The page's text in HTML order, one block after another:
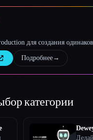
для создания
Подробнее→
категории